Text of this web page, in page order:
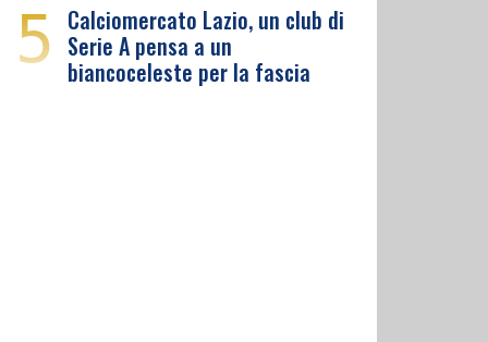
5 Calciomercato Lazio, un club di
Serie A pensa a un
biancoceleste per la fascia